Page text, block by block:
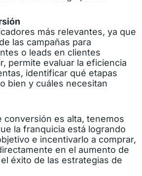
más relevantes, ya que
las campañas para
o leads en clientes
permite evaluar la eficiencia
identificar qué etapas
bien y cuáles necesitan
conversión es alta, tenemos
la franquicia está logrando
e incentivarlo a comprar,
en el aumento de
éxito de las estrategias de